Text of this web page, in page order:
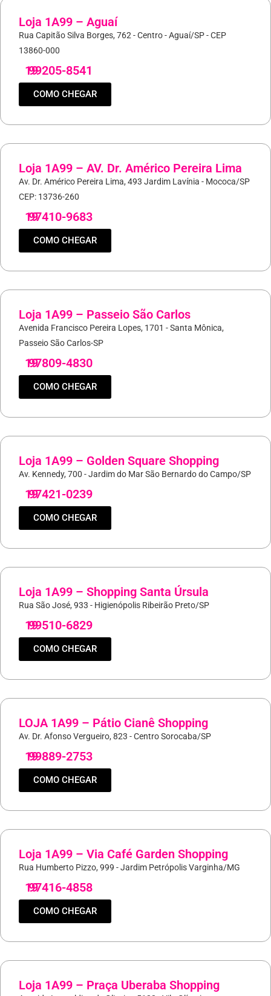
Loja 1A99 – Aguaí
Rua Capitão Silva Borges, 762 - Centro - Aguaí/SP - CEP
13860-000
19
99205-8541
COMO CHEGAR
Loja 1A99 – AV. Dr. Américo Pereira Lima
Av. Dr. Américo Pereira Lima, 493 Jardim Lavínia - Mococa/SP
CEP: 13736-260
19
97410-9683
COMO CHEGAR
Loja 1A99 – Passeio São Carlos
Avenida Francisco Pereira Lopes, 1701 - Santa Mônica,
Passeio São Carlos-SP
19
97809-4830
COMO CHEGAR
Loja 1A99 – Golden Square Shopping
Av. Kennedy, 700 - Jardim do Mar São Bernardo do Campo/SP
19
97421-0239
COMO CHEGAR
Loja 1A99 – Shopping Santa Úrsula
Rua São José, 933 - Higienópolis Ribeirão Preto/SP
19
99510-6829
COMO CHEGAR
LOJA 1A99 – Pátio Cianê Shopping
Av. Dr. Afonso Vergueiro, 823 - Centro Sorocaba/SP
19
99889-2753
COMO CHEGAR
Loja 1A99 – Via Café Garden Shopping
Rua Humberto Pizzo, 999 - Jardim Petrópolis Varginha/MG
19
97416-4858
COMO CHEGAR
Loja 1A99 – Praça Uberaba Shopping